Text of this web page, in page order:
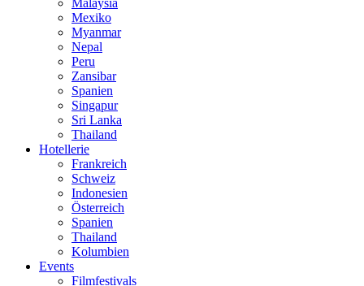
Mexiko
Myanmar
Nepal
Peru
Zansibar
Spanien
Singapur
Sri Lanka
Thailand
Hotellerie
Frankreich
Schweiz
Indonesien
Österreich
Spanien
Thailand
Kolumbien
Events
Filmfestivals